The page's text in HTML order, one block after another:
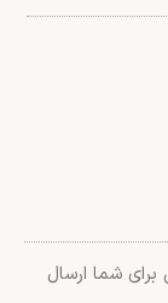
شما ارسال